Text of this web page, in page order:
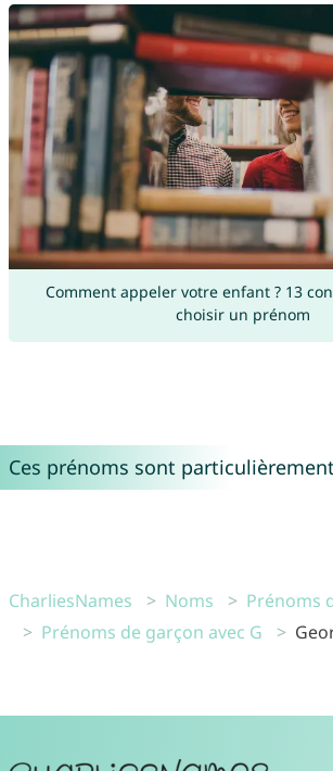
Comment appeler votre enfant ? 13
choisir un prénom
Ces prénoms sont
CharliesNames Noms
Prénoms
Prénoms de garçon avec G